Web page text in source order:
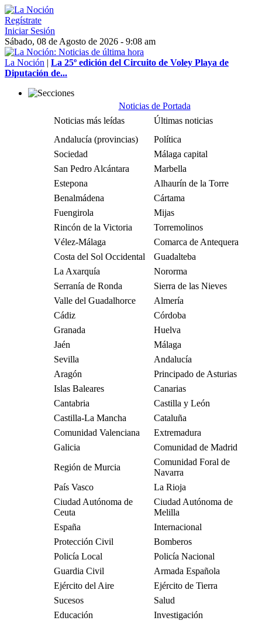
Regístrate
Iniciar Sesión
Sábado, 08 de Agosto de 2026 - 9:08 am
La Noción | La 25º edición del Circuito de Voley Playa de
Diputación de...
Noticias de Portada
Noticias más leídas
Últimas noticias
Andalucía (provincias)
Política
Sociedad
Málaga capital
San Pedro Alcántara
Marbella
Estepona
Alhaurín de la Torre
Benalmádena
Cártama
Fuengirola
Mijas
Rincón de la Victoria
Torremolinos
Vélez-Málaga
Comarca de Antequera
Costa del Sol Occidental
Guadalteba
La Axarquía
Nororma
Serranía de Ronda
Sierra de las Nieves
Valle del Guadalhorce
Almería
Cádiz
Córdoba
Granada
Huelva
Jaén
Málaga
Sevilla
Andalucía
Aragón
Principado de Asturias
Islas Baleares
Canarias
Cantabria
Castilla y León
Castilla-La Mancha
Cataluña
Comunidad Valenciana
Extremadura
Galicia
Comunidad de Madrid
Región de Murcia
Comunidad Foral de
Navarra
País Vasco
La Rioja
Ciudad Autónoma de
Ceuta
Ciudad Autónoma de
Melilla
España
Internacional
Protección Civil
Bomberos
Policía Local
Policía Nacional
Guardia Civil
Armada Española
Ejército del Aire
Ejército de Tierra
Sucesos
Salud
Educación
Investigación